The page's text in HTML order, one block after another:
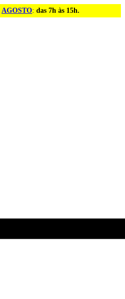
AGOSTO: das 7h às 15h.